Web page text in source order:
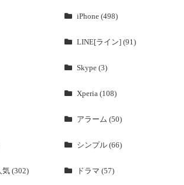
iPhone (498)
LINE[ライン] (91)
Skype (3)
Xperia (108)
アラーム (50)
シンプル (66)
気 (302) ドラマ (57)